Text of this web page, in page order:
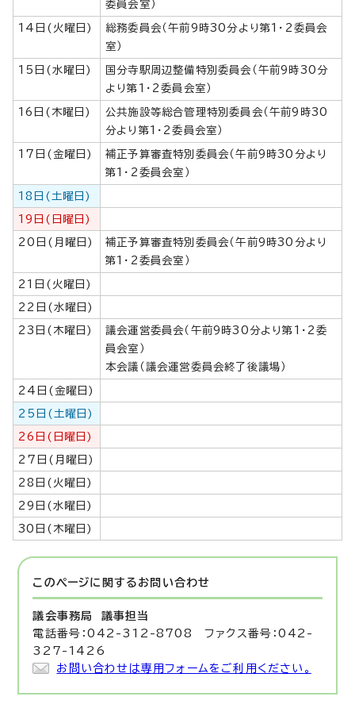
委員会室）
14日(火曜日)
総務委員会（午前9時30分より第1・2委員会
室）
15日(水曜日)
国分寺駅周辺整備特別委員会（午前9時30分
より第1・2委員会室）
16日(木曜日)
公共施設等総合管理特別委員会（午前9時30
分より第1・2委員会室）
17日(金曜日)
補正予算審査特別委員会（午前9時30分より
第1・2委員会室）
18日(土曜日)
19日(日曜日)
20日(月曜日)
補正予算審査特別委員会（午前9時30分より
第1・2委員会室）
21日(火曜日)
22日(水曜日)
23日(木曜日)
議会運営委員会（午前9時30分より第1・2委
員会室）
本会議（議会運営委員会終了後議場）
24日(金曜日)
25日(土曜日)
26日(日曜日)
27日(月曜日)
28日(火曜日)
29日(水曜日)
30日(木曜日)
このページに関する お問い合わせ
議会事務局
議事担当
電話番号：042-312-8708 ファクス番号：042-
327-1426
お問い合わせは専用フォームをご利用ください。